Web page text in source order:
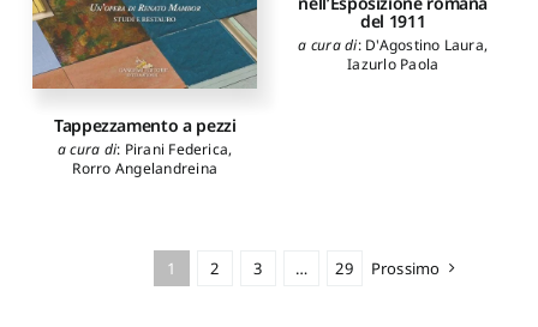
Tappezzamento a pezzi
a cura di: Pirani Federica,
Rorro Angelandreina
del 1911
a cura di: D'Agostino Laura,
Iazurlo Paola
1 2 3 … 29 Prossimo